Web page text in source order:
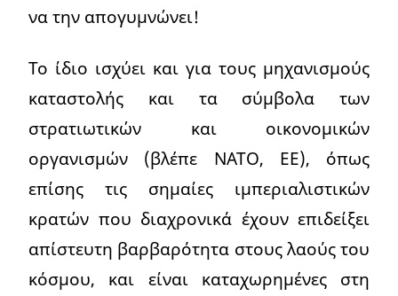
να την απογυμνώνει!
Το ίδιο ισχύει και για τους μηχανισμούς
καταστολής και τα σύμβολα των
στρατιωτικών και οικονομικών
οργανισμών (βλέπε ΝΑΤΟ, ΕΕ), όπως
επίσης τις σημαίες ιμπεριαλιστικών
κρατών που διαχρονικά έχουν επιδείξει
απίστευτη βαρβαρότητα στους λαούς του
κόσμου, και είναι καταχωρημένες στη